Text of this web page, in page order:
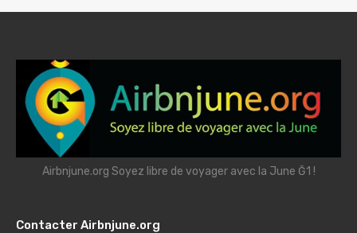
Airbnjune.org Soyez libre de voyager avec la June Ğ1 !
Contacter Airbnjune.org